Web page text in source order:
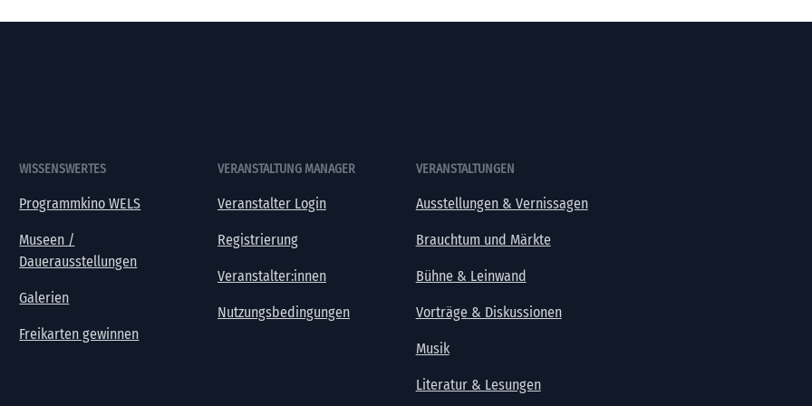
WISSENSWERTES
Programmkino WELS
Museen /
Dauerausstellungen
Galerien
Freikarten gewinnen
VERANSTALTUNG MANAGER
Veranstalter Login
Registrierung
Veranstalter:innen
Nutzungsbedingungen
VERANSTALTUNGEN
Ausstellungen & Vernissagen
Brauchtum und Märkte
Bühne & Leinwand
Vorträge & Diskussionen
Musik
Literatur & Lesungen